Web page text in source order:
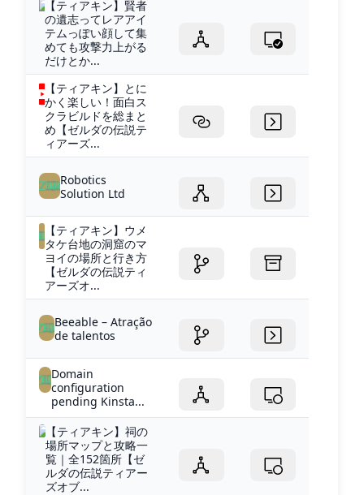
【ティアキン】賢者
の遺志ってレアアイ
テムっぽい顔して集
めても攻撃力上がる
だけとか...
【ティアキン】とに
かく楽しい！面白ス
クラビルドを総まと
め【ゼルダの伝説テ
ィアーズ...
Robotics
Solution Ltd
【ティアキン】ウメ
タケ台地の洞窟のマ
ヨイの場所と行き方
【ゼルダの伝説ティ
アーズオ...
Beeable – Atração
de talentos
Domain
configuration
pending Kinsta...
【ティアキン】祠の
場所マップと攻略一
覧｜全152箇所【ゼ
ルダの伝説ティアー
ズオブ...